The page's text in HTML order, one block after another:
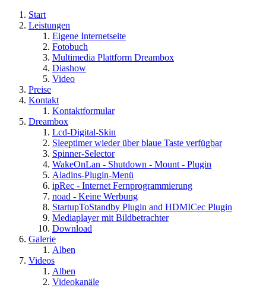
Start
Leistungen
Eigene Internetseite
Fotobuch
Multimedia Plattform Dreambox
Diashow
Video
Preise
Kontakt
Kontaktformular
Dreambox
Lcd-Digital-Skin
Sleeptimer wieder über blaue Taste verfügbar
Spinner-Selector
WakeOnLan - Shutdown - Mount - Plugin
Aladins-Plugin-Menü
ipRec - Internet Fernprogrammierung
noad - Keine Werbung
StartupToStandby Plugin and HDMICec Plugin
Mediaplayer mit Bildbetrachter
Download
Galerie
Alben
Videos
Alben
Videokanäle